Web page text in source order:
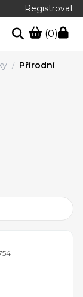
Registrovat
(0)
/ Přírodní